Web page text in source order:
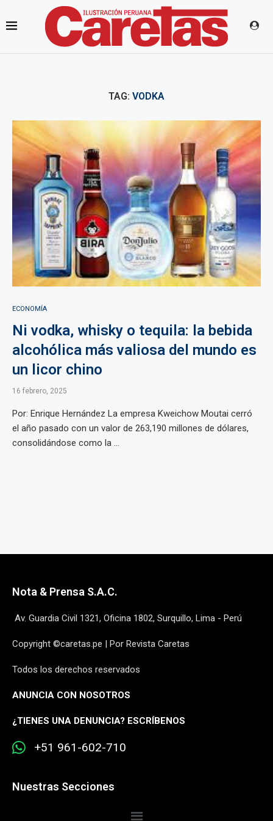
TAG: VODKA
ECONOMÍA
Ni vodka, whisky o tequila: la bebida
alcohólica más valiosa del mundo es
un licor chino
16 febrero, 2025
Por: Enrique Hernández La empresa Kweichow Moutai cerró
el año pasado con un valor de 263,190 millones de dólares,
consolidándose como la ...
Nota & Prensa S.A.C.
Av. Guardia Civil 1321, Oficina 1802, Surquillo, Lima - Perú
Copyright ©caretas.pe | Por Revista Caretas
Todos los derechos reservados
ANUNCIA CON NOSOTROS
¿TIENES UNA DENUNCIA? ESCRÍBENOS
+51 961-602-710
Nuestras Secciones